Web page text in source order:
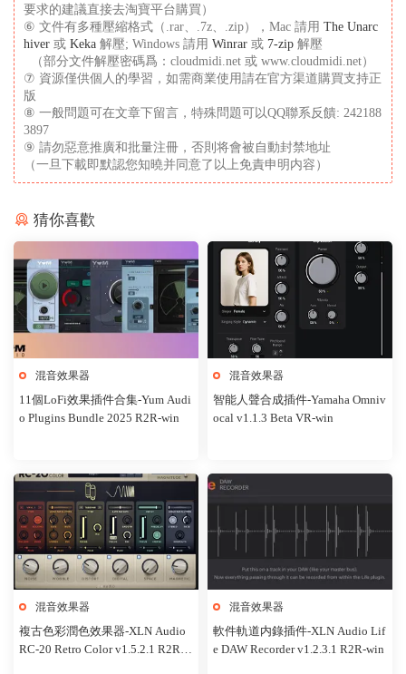
要求的建議直接去淘寶平台購買）
⑥ 文件有多種壓縮格式（.rar、.7z、.zip），Mac 請用 The Unarc
hiver 或 Keka 解壓; Windows 請用 Winrar 或 7-zip 解壓
（部分文件解壓密碼爲：cloudmidi.net 或 www.cloudmidi.net）
⑦ 資源僅供個人的學習，如需商業使用請在官方渠道購買支持正
版
⑧ 一般問題可在文章下留言，特殊問題可以QQ聯系反饋: 242188
3897
⑨ 請勿惡意推廣和批量注冊，否則将會被自動封禁地址
（一旦下載即默認您知曉并同意了以上免責申明内容）
猜你喜歡
混音效果器
11個LoFi效果插件合集-Yum Audi
o Plugins Bundle 2025 R2R-win
混音效果器
智能人聲合成插件-Yamaha Omniv
ocal v1.1.3 Beta VR-win
混音效果器
複古色彩潤色效果器-XLN Audio
RC-20 Retro Color v1.5.2.1 R2R-w
混音效果器
軟件軌道内錄插件-XLN Audio Lif
e DAW Recorder v1.2.3.1 R2R-win